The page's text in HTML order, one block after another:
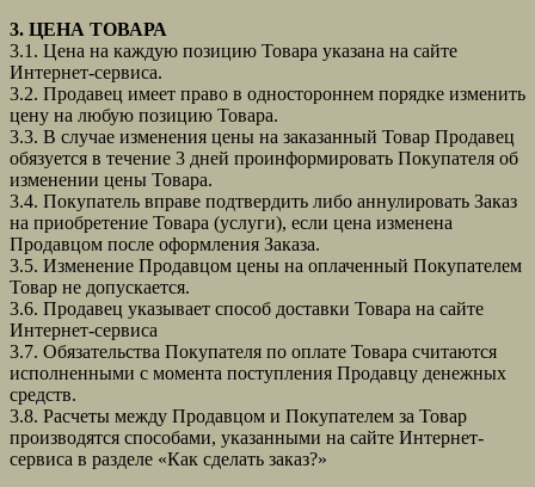
3. ЦЕНА ТОВАРА
3.1. Цена на каждую позицию Товара указана на сайте
Интернет-сервиса.
3.2. Продавец имеет право в одностороннем порядке изменить
цену на любую позицию Товара.
3.3. В случае изменения цены на заказанный Товар Продавец
обязуется в течение 3 дней проинформировать Покупателя об
изменении цены Товара.
3.4. Покупатель вправе подтвердить либо аннулировать Заказ
на приобретение Товара (услуги), если цена изменена
Продавцом после оформления Заказа.
3.5. Изменение Продавцом цены на оплаченный Покупателем
Товар не допускается.
3.6. Продавец указывает способ доставки Товара на сайте
Интернет-сервиса
3.7. Обязательства Покупателя по оплате Товара считаются
исполненными с момента поступления Продавцу денежных
средств.
3.8. Расчеты между Продавцом и Покупателем за Товар
производятся способами, указанными на сайте Интернет-
сервиса в разделе «Как сделать заказ?»